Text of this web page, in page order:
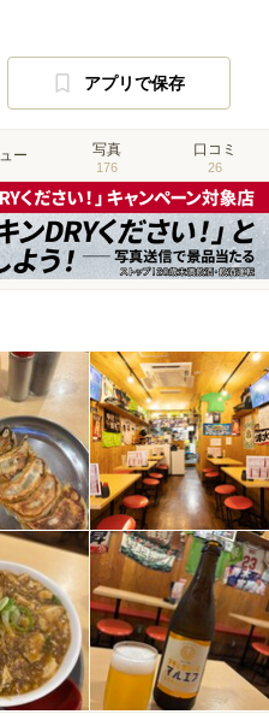
アプリで保存
ー 写真
176
口コミ
26